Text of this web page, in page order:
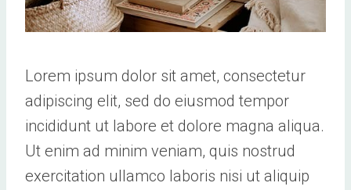
Lorem ipsum dolor sit amet, consectetur
adipiscing elit, sed do eiusmod tempor
incididunt ut labore et dolore magna aliqua.
Ut enim ad minim veniam, quis nostrud
exercitation ullamco laboris nisi ut aliquip